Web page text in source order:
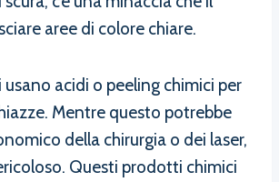
aree di colore chiare.
acidi o peeling chimici per
Mentre questo potrebbe
della chirurgia o dei laser,
Questi prodotti chimici